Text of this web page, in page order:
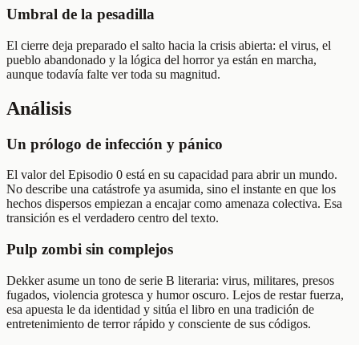
Umbral de la pesadilla
El cierre deja preparado el salto hacia la crisis abierta: el virus, el
pueblo abandonado y la lógica del horror ya están en marcha,
aunque todavía falte ver toda su magnitud.
Análisis
Un prólogo de infección y pánico
El valor del Episodio 0 está en su capacidad para abrir un mundo.
No describe una catástrofe ya asumida, sino el instante en que los
hechos dispersos empiezan a encajar como amenaza colectiva. Esa
transición es el verdadero centro del texto.
Pulp zombi sin complejos
Dekker asume un tono de serie B literaria: virus, militares, presos
fugados, violencia grotesca y humor oscuro. Lejos de restar fuerza,
esa apuesta le da identidad y sitúa el libro en una tradición de
entretenimiento de terror rápido y consciente de sus códigos.